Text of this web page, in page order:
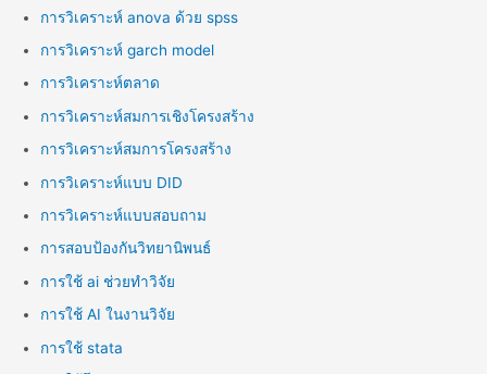
การวิเคราะห์ anova ด้วย spss
การวิเคราะห์ garch model
การวิเคราะห์ตลาด
การวิเคราะห์สมการเชิงโครงสร้าง
การวิเคราะห์สมการโครงสร้าง
การวิเคราะห์แบบ DID
การวิเคราะห์แบบสอบถาม
การสอบป้องกันวิทยานิพนธ์
การใช้ ai ช่วยทำวิจัย
การใช้ AI ในงานวิจัย
การใช้ stata